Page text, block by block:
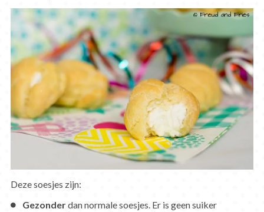
Deze soesjes zijn:
Gezonderdan normale soesjes. Er is geen suiker